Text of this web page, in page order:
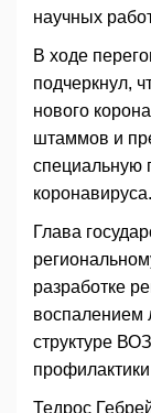
научных
В ходе
подчеркнул,
нового
штаммов и
специальную
коронавируса.
Глава
разработке
воспалением
структуре
Тедрос